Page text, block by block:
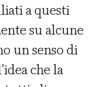
a questi
su alcune
un senso di
che la